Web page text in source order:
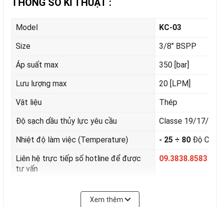
THÔNG SỐ KĨ THUẬT :
Model
KC-03
Size
3/8" BSPP
Áp suất max
350 [bar]
Lưu lượng max
20 [LPM]
Vật liệu
Thép
Độ sạch dầu thủy lực yêu cầu
Classe 19/17/14
Nhiệt độ làm việc (Temperature)
- 25 ÷ 80 Độ C.
Liên hệ trực tiếp số hotline để được
tư vấn
09.3838.8583
Xem thêm